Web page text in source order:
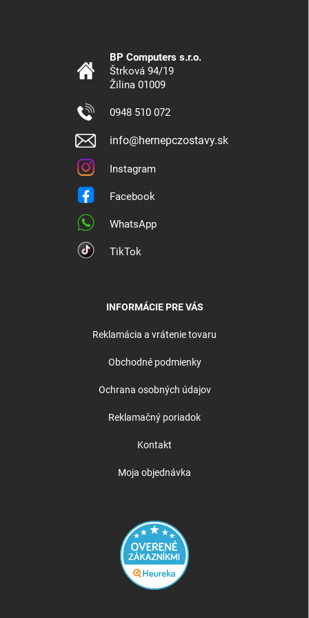
BP Computers s.r.o.
Štrková 94/19
Žilina 01009
0948 510 072
info@hernepczostavy.sk
Instagram
Facebook
WhatsApp
TikTok
INFORMÁCIE PRE VÁS
Reklamácia a vrátenie tovaru
Obchodné podmienky
Ochrana osobných údajov
Reklamačný poriadok
Kontakt
Moja objednávka